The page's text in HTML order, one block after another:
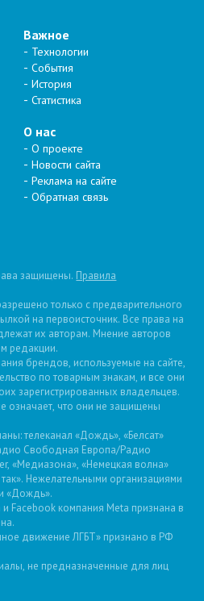
Важное
Технологии
События
История
Статистика
О нас
О проекте
Новости сайта
Реклама на сайте
Обратная связь
защищены. Правила
только с предварительного
на первоисточник. Все права на
их авторам. Мнение авторов
редакции.
брендов, используемые на сайте,
по товарным знакам, и все они
зарегистрированных владельцев.
означает, что они не защищены
телеканал «Дождь», «Белсат»
Свободная Европа/Радио
«Медиазона», «Немецкая волна»
Нежелательными организациями
«Дождь».
Facebook компания Metа признана в
движение ЛГБТ» признано в РФ
не предназначенные для лиц